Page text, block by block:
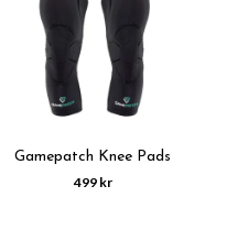
Gamepatch Knee Pads
499 kr